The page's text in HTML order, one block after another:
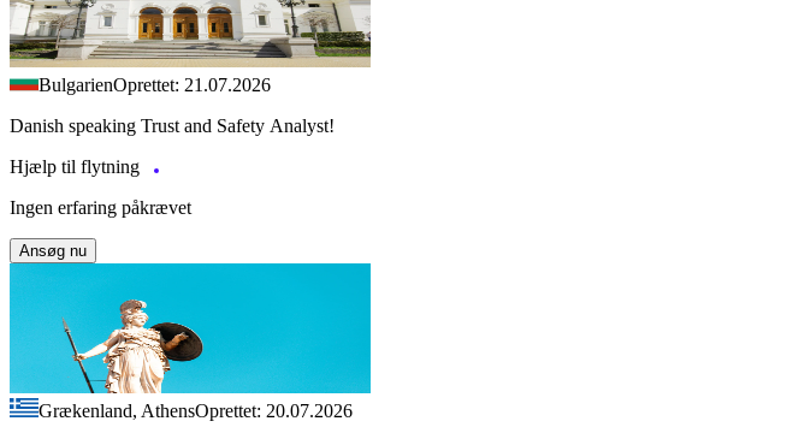
BulgarienOprettet: 21.07.2026
Danish speaking Trust and Safety Analyst!
Hjælp til flytning
Ingen erfaring påkrævet
Ansøg nu
Grækenland, AthensOprettet: 20.07.2026